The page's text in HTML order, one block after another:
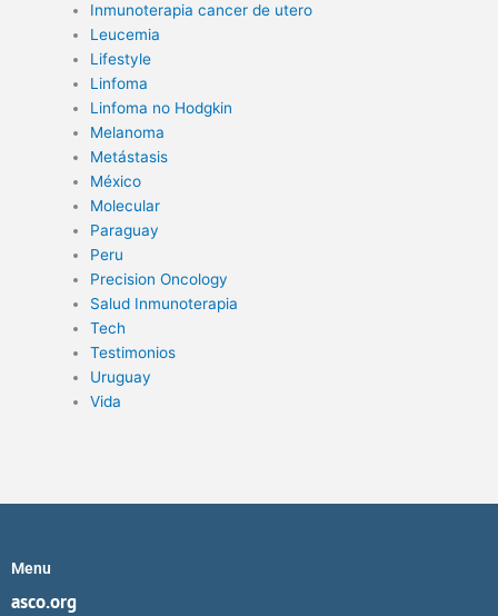
Inmunoterapia cancer de utero
Leucemia
Lifestyle
Linfoma
Linfoma no Hodgkin
Melanoma
Metástasis
México
Molecular
Paraguay
Peru
Precision Oncology
Salud Inmunoterapia
Tech
Testimonios
Uruguay
Vida
Menu
asco.org